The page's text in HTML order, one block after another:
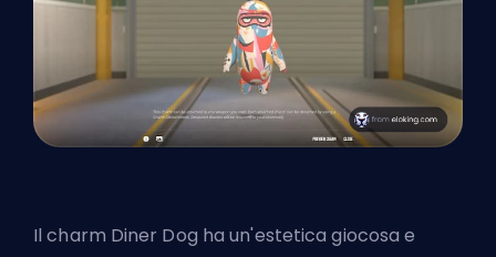
Il charm Diner Dog ha un'estetica giocosa e